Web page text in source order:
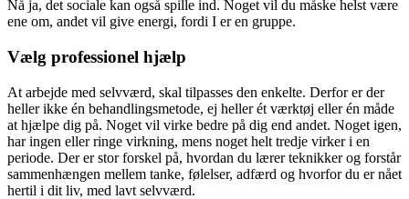
Nå ja, det sociale kan også spille ind. Noget vil du måske helst være
ene om, andet vil give energi, fordi I er en gruppe.
Vælg professionel hjælp
At arbejde med selvværd, skal tilpasses den enkelte. Derfor er der
heller ikke én behandlingsmetode, ej heller ét værktøj eller én måde
at hjælpe dig på. Noget vil virke bedre på dig end andet. Noget igen,
har ingen eller ringe virkning, mens noget helt tredje virker i en
periode. Der er stor forskel på, hvordan du lærer teknikker og forstår
sammenhængen mellem tanke, følelser, adfærd og hvorfor du er nået
hertil i dit liv, med lavt selvværd.